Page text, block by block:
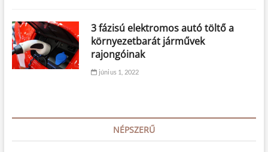
3 fázisú elektromos autó töltő a
környezetbarát járművek
rajongóinak
június 1, 2022
NÉPSZERŰ